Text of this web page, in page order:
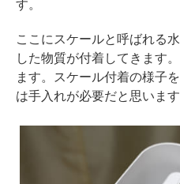
す。
ここにスケールと呼ばれる
した物質が付着してきます
ます。スケール付着の様子
は手入れが必要だと思います